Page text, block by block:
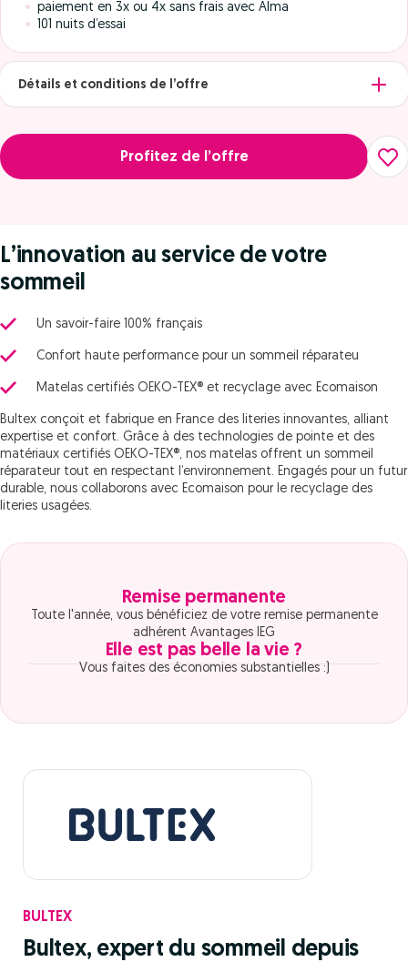
L’innovation au service de votre
sommeil
Un savoir-faire 100% français
Confort haute performance pour un sommeil réparateu
Matelas certifiés OEKO-TEX® et recyclage avec Ecomaison
Bultex conçoit et fabrique en France des literies innovantes, alliant
expertise et confort. Grâce à des technologies de pointe et des
matériaux certifiés OEKO-TEX®, nos matelas offrent un sommeil
réparateur tout en respectant l’environnement. Engagés pour un futur
durable, nous collaborons avec Ecomaison pour le recyclage des
literies usagées.
paiement en 3x ou 4x sans frais avec Alma
101 nuits d’essai
Détails et conditions de l’offre
Profitez de l’offre
Remise permanente
Toute l'année, vous bénéficiez de votre remise permanente
adhérent Avantages IEG
Elle est pas belle la vie ?
Vous faites des économies substantielles :)
BULTEX
Bultex, expert du sommeil depuis